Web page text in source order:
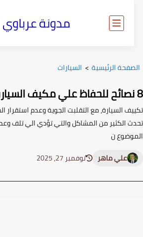
مدونة عرباوي
الرئيسية> السيارات
السيارة، مع التقلبت الجوية وعدم استقرار
الكثير من المشاكل والتي تؤدي الي تلف
ن
علي ماهر
نوفمبر 27, 2025